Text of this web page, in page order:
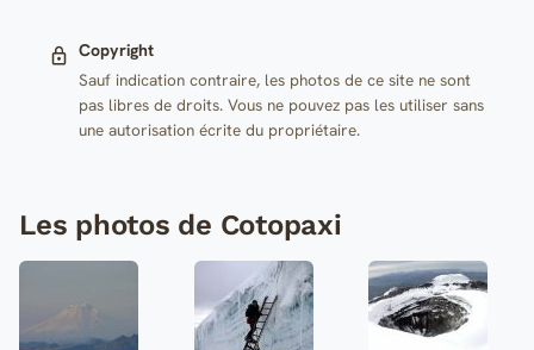
Copyright
Sauf indication contraire, les photos de ce site ne sont
pas libres de droits. Vous ne pouvez pas les utiliser sans
une autorisation écrite du propriétaire.
Les photos de Cotopaxi